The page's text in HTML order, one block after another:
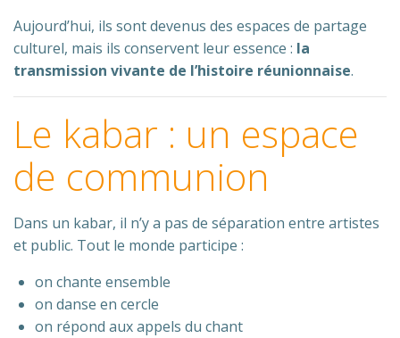
Aujourd’hui, ils sont devenus des espaces de partage
culturel, mais ils conservent leur essence : la
transmission vivante de l’histoire réunionnaise.
Le kabar : un espace
de communion
Dans un kabar, il n’y a pas de séparation entre artistes
et public. Tout le monde participe :
on chante ensemble
on danse en cercle
on répond aux appels du chant